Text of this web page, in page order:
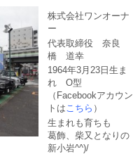
株式会社ワンオーナ
ー
代表取締役 奈良
橋 道幸
1964年3月23日生ま
れ O型
（Facebookアカウン
トはこちら ）
生まれも育ちも
葛飾、柴又となりの
新小岩^^)/